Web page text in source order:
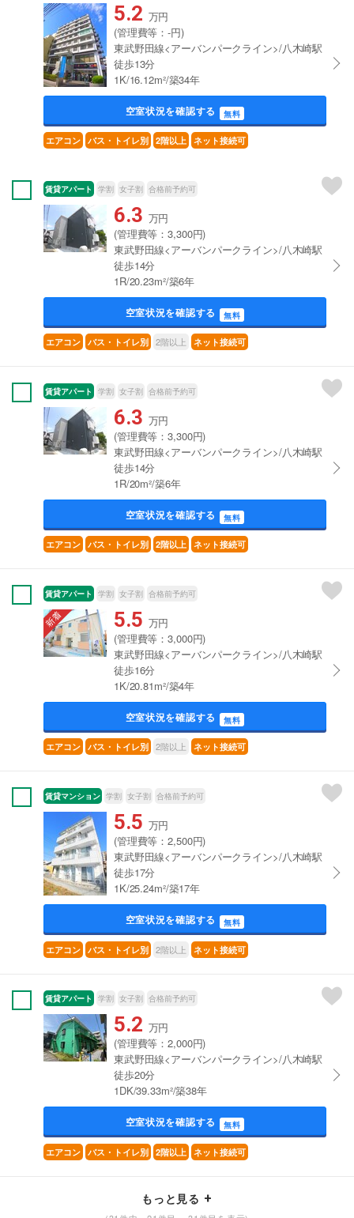
5.2 万円
(管理費等：-円)
東武野田線<アーバンパークライン>/八木崎駅
徒歩13分
1K/16.12m²/築34年
空室状況を確認する 無料
エアコン バス・トイレ別 2階以上 ネット接続可
賃貸アパート 学割 女子割 合格前予約可
6.3 万円
(管理費等：3,300円)
東武野田線<アーバンパークライン>/八木崎駅
徒歩14分
1R/20.23m²/築6年
空室状況を確認する 無料
エアコン バス・トイレ別 2階以上 ネット接続可
賃貸アパート 学割 女子割 合格前予約可
6.3 万円
(管理費等：3,300円)
東武野田線<アーバンパークライン>/八木崎駅
徒歩14分
1R/20m²/築6年
空室状況を確認する 無料
エアコン バス・トイレ別 2階以上 ネット接続可
賃貸アパート 学割 女子割 合格前予約可
5.5 万円
(管理費等：3,000円)
東武野田線<アーバンパークライン>/八木崎駅
徒歩16分
1K/20.81m²/築4年
空室状況を確認する 無料
エアコン バス・トイレ別 2階以上 ネット接続可
賃貸マンション 学割 女子割 合格前予約可
5.5 万円
(管理費等：2,500円)
東武野田線<アーバンパークライン>/八木崎駅
徒歩17分
1K/25.24m²/築17年
空室状況を確認する 無料
エアコン バス・トイレ別 2階以上 ネット接続可
賃貸アパート 学割 女子割 合格前予約可
5.2 万円
(管理費等：2,000円)
東武野田線<アーバンパークライン>/八木崎駅
徒歩20分
1DK/39.33m²/築38年
空室状況を確認する 無料
エアコン バス・トイレ別 2階以上 ネット接続可
もっと見る